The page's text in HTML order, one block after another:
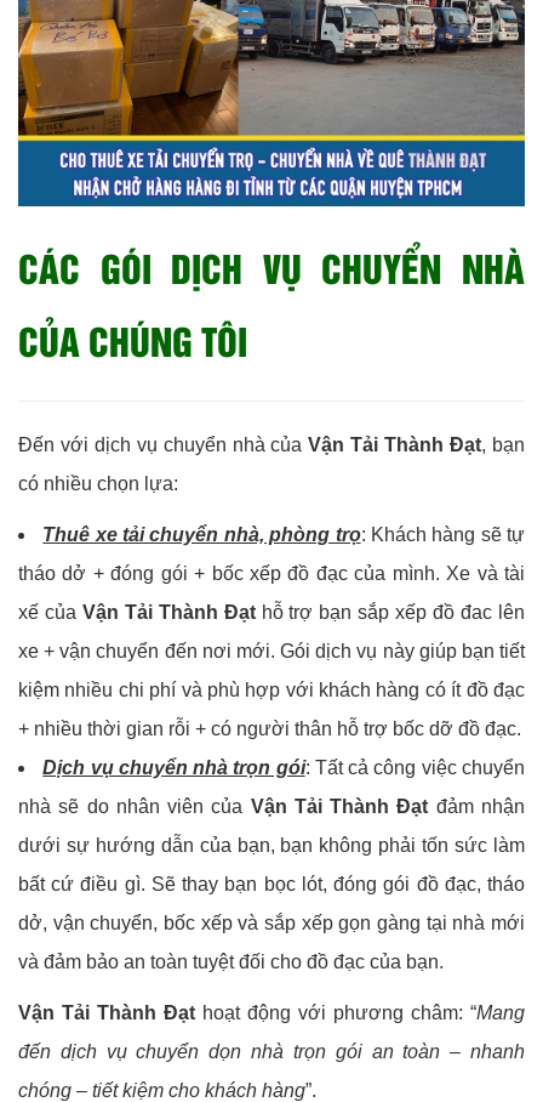
CÁC GÓI DỊCH VỤ CHUYỂN NHÀ
CỦA CHÚNG TÔI
Đến với dịch vụ chuyển nhà củaVận Tải Thành Đạt, bạn
có nhiều chọn lựa:
Thuê xe tải chuyển nhà, phòng trọ: Khách hàng sẽ tự
tháo dở + đóng gói + bốc xếp đồ đạc của mình. Xe và tài
xế của Vận Tải Thành Đạthỗ trợ bạn sắp xếp đồ đac lên
xe + vận chuyển đến nơi mới. Gói dịch vụ này giúp bạn tiết
kiệm nhiều chi phí và phù hợp với khách hàng có ít đồ đạc
+ nhiều thời gian rỗi + có người thân hỗ trợ bốc dỡ đồ đạc.
Dịch vụ chuyển nhà trọn gói: Tất cả công việc chuyển
nhà sẽ do nhân viên của Vận Tải Thành Đạt đảm nhận
dưới sự hướng dẫn của bạn, bạn không phải tốn sức làm
bất cứ điều gì. Sẽ thay bạn bọc lót, đóng gói đồ đạc, tháo
dở, vận chuyển, bốc xếp và sắp xếp gọn gàng tại nhà mới
và đảm bảo an toàn tuyệt đối cho đồ đạc của bạn.
Vận Tải Thành Đạt hoạt động với phương châm: “Mang
đến dịch vụ chuyển dọn nhà trọn gói an toàn – nhanh
chóng – tiết kiệm cho khách hàng”.